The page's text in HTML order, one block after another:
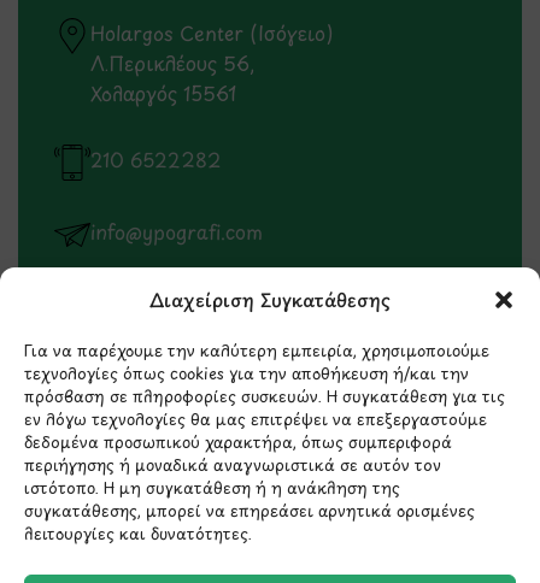
Διαχείριση Συγκατάθεσης
Για να παρέχουμε την καλύτερη εμπειρία, χρησιμοποιούμε
τεχνολογίες όπως cookies για την αποθήκευση ή/και την
πρόσβαση σε πληροφορίες συσκευών. Η συγκατάθεση για τις
εν λόγω τεχνολογίες θα μας επιτρέψει να επεξεργαστούμε
δεδομένα προσωπικού χαρακτήρα, όπως συμπεριφορά
περιήγησης ή μοναδικά αναγνωριστικά σε αυτόν τον
ιστότοπο. Η μη συγκατάθεση ή η ανάκληση της
συγκατάθεσης, μπορεί να επηρεάσει αρνητικά ορισμένες
λειτουργίες και δυνατότητες.
Holargos Center (Ισόγειο)
Λ.Περικλέους 56,
Χολαργός 15561
210 6522282
info@ypografi.com
Έχετε ερωτήσεις σχετικά με ένα προϊόν ή μια
επικοινωνήσουμε σύντομα μαζί σας.